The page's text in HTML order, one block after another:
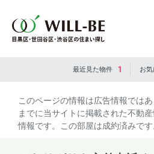
最近見た物件 1 お
このページの情報は広告情報では
までに当サイトに掲載された不動
情報です。この部屋は成約済みです